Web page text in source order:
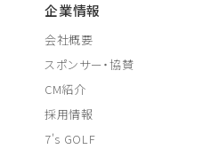
企業情報
会社概要
スポンサー・協賛
CM紹介
採用情報
7's GOLF